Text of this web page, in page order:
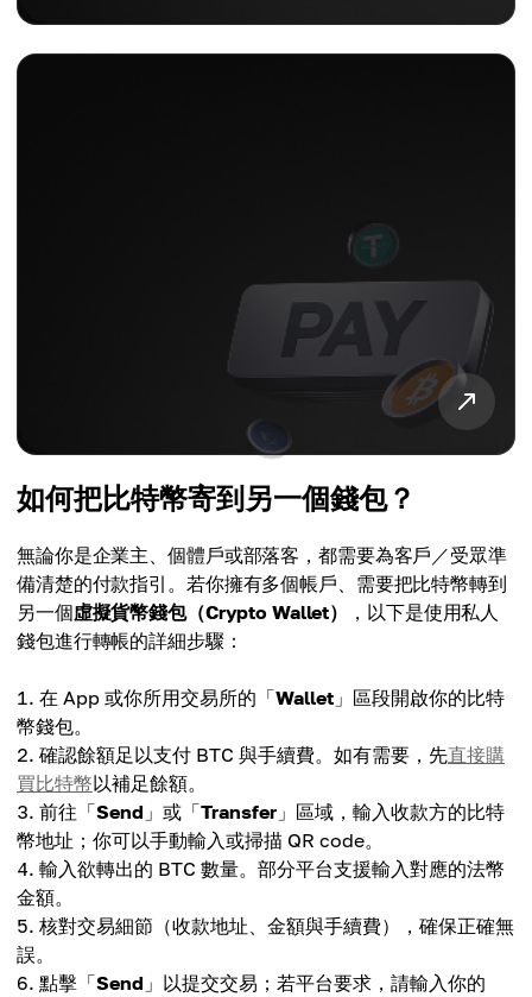
如何把比特幣寄到另一個錢包？
無論你是企業主、個體戶或部落客，都需要為客戶／受眾準
備清楚的付款指引。若你擁有多個帳戶、需要把比特幣轉到
另一個虛擬貨幣錢包（Crypto Wallet）
，以下是使用私人
錢包進行轉帳的詳細步驟：
在 App 或你所用交易所的「Wallet 」區段開啟你的比特
幣錢包。
確認餘額足以支付 BTC 與手續費。如有需要，先直接購
買比特幣以補足餘額。
前往「Send 」或「Transfer 」區域，輸入收款方的比特
幣地址；你可以手動輸入或掃描 QR code。
輸入欲轉出的 BTC 數量。部分平台支援輸入對應的法幣
金額。
核對交易細節（收款地址、金額與手續費），確保正確無
誤。
點擊「Send 」以提交交易；若平台要求，請輸入你的